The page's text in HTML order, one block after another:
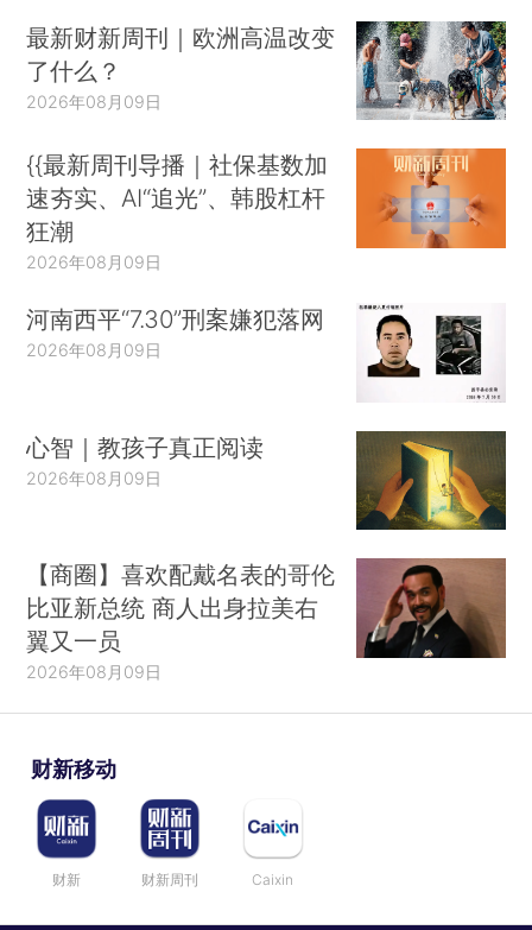
最新财新周刊｜欧洲高温改变
了什么？
2026年08月09日
{{最新周刊导播｜社保基数加
速夯实、AI“追光”、韩股杠杆
狂潮
2026年08月09日
河南西平“7.30”刑案嫌犯落网
2026年08月09日
心智｜教孩子真正阅读
2026年08月09日
【商圈】喜欢配戴名表的哥伦
比亚新总统 商人出身拉美右
翼又一员
2026年08月09日
财新移动
财新 财新周刊 Caixin